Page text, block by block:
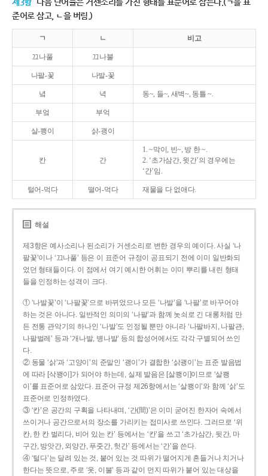
준어로 삼고, ㄴ을 버림.)
ㄱ ㄴ 비고
끄나풀 끄나불
나팔-꽃 나발-꽃
녘 녁 동~, 들~, 새벽~, 동틀 ~.
부엌 부억
살-쾡이 삵-괭이
칸 간
1. ~막이, 빈~, 방 한 ~.
2. ‘초가삼간, 윗간’의 경우에는
‘간’임.
털어-먹다 떨어-먹다 재물을 다 없애다.
해설
제3항은 예사소리나 된소리가 거센소리로 변한 경우의 예이다. 사실 ‘나
팔꽃’이나 ‘끄나풀’ 등은 이 표준어 규정이 공표되기 전에 이미 일반화되
었던 형태들이다. 이 점에서 여기 예시한 어휘는 이미 뿌리를 내린 형태
들을 인정하는 성격이 크다.
① ‘나발꽃’이 ‘나팔꽃’으로 바뀌었으나 모든 ‘나발’을 ‘나팔’로 바꾸어야
하는 것은 아니다. 일반적인 의미의 ‘나팔’과 함께 놋쇠로 긴 대롱처럼 만
든 전통 관악기의 하나인 ‘나발’도 인정될 뿐만 아니라 ‘나팔바지, 나팔관,
나팔벌레’ 등과 ‘개나발, 병나발’ 등의 합성어에서도 각각 구별되어 쓰인
다.
② 동물 ‘삵’과 ‘고양이’의 준말인 ‘괭이’가 결합한 ‘삵괭이’는 표준 발음법
에 따라 [삭꽹이]가 되어야 하는데, 실제 발음은 [살쾡이]이므로 ‘살쾡
이’를 표준어로 삼았다. 표준어 규정 제26항에서는 ‘살쾡이’와 함께 ‘삵’도
표준어로 인정하였다.
③ ‘칸’은 공간의 구획을 나타내며, ‘간(間)’은 이미 굳어진 한자어 속에서
쓰이거나 공간으로서의 장소를 가리키는 접미사로 쓰인다. 그러므로 ‘위
칸, 한 칸 벌리다, 비어 있는 칸’ 등에서는 ‘칸’을 쓰고 ‘초가삼간, 뒷간, 마
구간, 방앗간, 외양간, 푸줏간, 헛간’ 등에서는 ‘간’을 쓴다.
④ ‘털다’는 달려 있는 것, 붙어 있는 것 따위가 떨어지게 흔들거나 치거나
한다는 뜻으로, 주로 ‘옷, 이불’ 등과 같이 먼지 따위가 붙어 있는 대상을